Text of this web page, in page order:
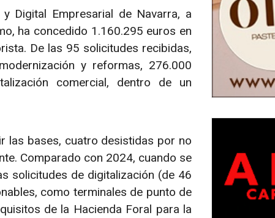
Digital Empresarial de Navarra, a
ha concedido 1.160.295 euros en
De las 95 solicitudes recibidas,
y reformas, 276.000
comercial, dentro de un
las bases, cuatro desistidas por no
Comparado con 2024, cuando se
solicitudes de digitalización (de 46
como terminales de punto de
de la Hacienda Foral para la